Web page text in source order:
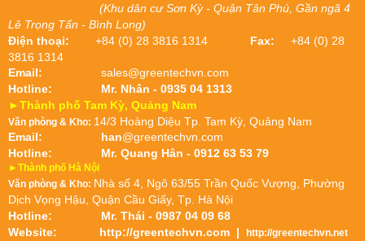
(Khu dân cư Sơn Kỳ - Quận Tân Phú, Gần ngã 4
Lê Trọng Tấn - Bình Long)
Điện thoại: +84 (0) 28 3816 1314 Fax: +84 (0) 28
3816 1314
Email:
sales@greentechvn.com
Hotline:
Mr. Nhân - 0935 04 1313
►Thành phố Tam Kỳ, Quảng Nam
Văn phòng & Kho: 14/3 Hoàng Diệu Tp. Tam Kỳ, Quảng Nam
Email:
han@greentechvn.com
Hotline:
Mr. Quang Hân - 0912 63 53 79
►Thành phố Hà Nội
Văn phòng & Kho: Nhà số 4, Ngõ 63/55 Trần Quốc Vượng, Phường
Dịch Vọng Hậu, Quận Cầu Giấy, Tp. Hà Nội
Hotline:
Mr. Thái - 0987 04 09 68
Website: http://greentechvn.com | http://greentechvn.net